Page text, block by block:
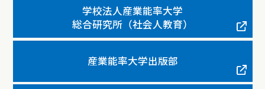
学校法人産業能率大学
総合研究所（社会人教育）
産業能率大学出版部